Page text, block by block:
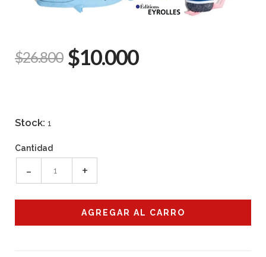
$26.800 $10.000
Stock: 1
Cantidad
- +